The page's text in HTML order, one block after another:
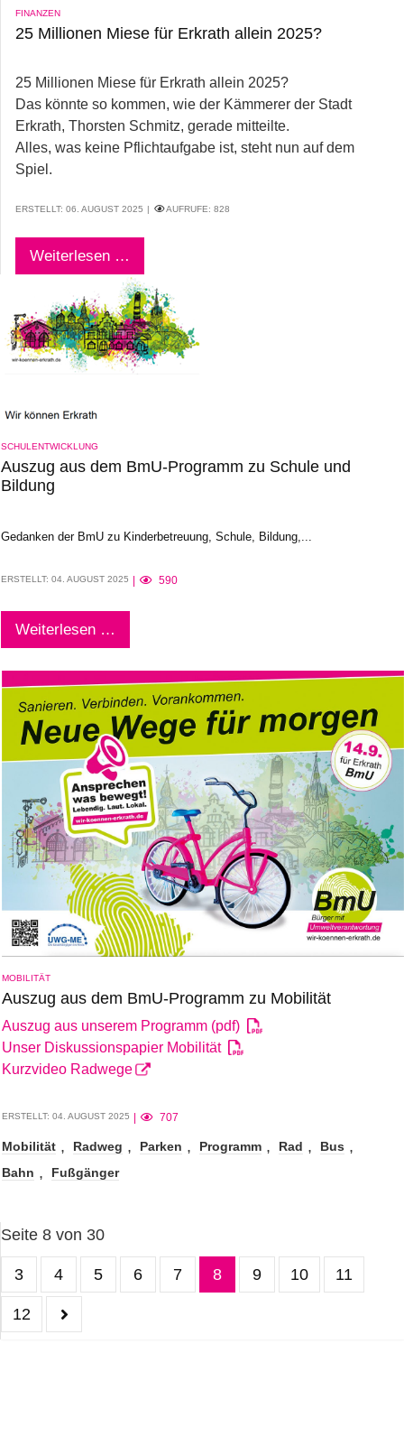
FINANZEN
25 Millionen Miese für Erkrath allein 2025?
25 Millionen Miese für Erkrath allein 2025?
Das könnte so kommen, wie der Kämmerer der Stadt
Erkrath, Thorsten Schmitz, gerade mitteilte.
Alles, was keine Pflichtaufgabe ist, steht nun auf dem
Spiel.
ERSTELLT: 06. AUGUST 2025 AUFRUFE: 828
Weiterlesen …
SCHULENTWICKLUNG
Auszug aus dem BmU-Programm zu Schule und
Bildung
Gedanken der BmU zu Kinderbetreuung, Schule, Bildung,...
ERSTELLT: 04. AUGUST 2025 590
Weiterlesen …
MOBILITÄT
Auszug aus dem BmU-Programm zu Mobilität
Auszug aus unserem Programm (pdf)
Unser Diskussionspapier Mobilität
Kurzvideo Radwege
ERSTELLT: 04. AUGUST 2025 707
Mobilität Radweg Parken Programm Rad
Bus
Bahn
Fußgänger
Seite 8 von 30
3 4 5 6 7 8 9 10 11
12